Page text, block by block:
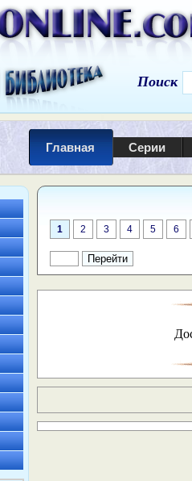
Поиск
Главная Серии
1 2 3 4 5 6